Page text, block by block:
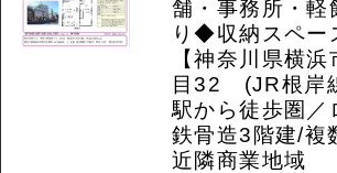
舗・事務所・
り◆収納スペー
【神奈川県横
目32 (JR根岸
駅から徒歩圏／
鉄骨造3階建/複
近隣商業地域